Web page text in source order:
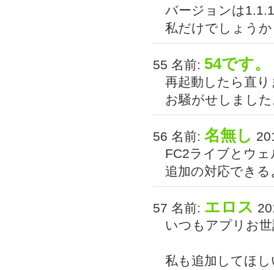
バージョンは
私だけでしょう
55 名前: 54です。
再起動したら直
お騒がせしまし
56 名前: 名無し
FC2ライブとウ
追加の対応でき
57 名前: エロス
いつもアプリお
私も追加してほ